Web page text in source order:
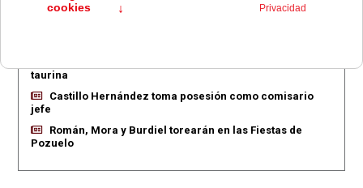
Pozuelo aprueba las 775 viviendas de Huerta Grande
taurina
Castillo Hernández toma posesión como comisario
jefe
Román, Mora y Burdiel torearán en las Fiestas de
Pozuelo